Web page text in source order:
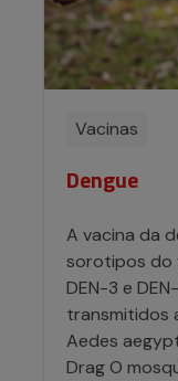
Vacinas
Dengue
A vacina da
sorotipos do
DEN-3 e
transmitidos
Aedes
Drag O